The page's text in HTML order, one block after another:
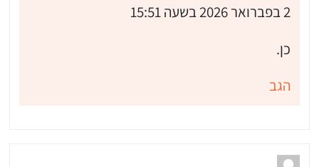
2 בפברואר 2026 בשעה 15:51
כן.
הגב